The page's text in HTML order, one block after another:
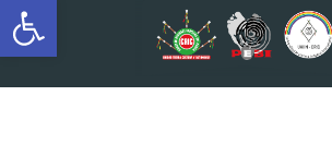
Saltar
al
INTERCULTURAL